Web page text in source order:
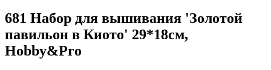
681 Набор для вышивания 'Золотой
павильон в Киото' 29*18см,
Hobby&Pro